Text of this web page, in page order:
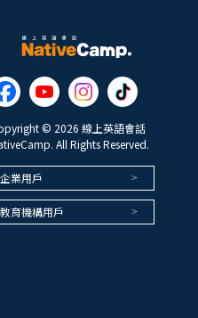
© 2026 線上英語會話
All Rights Reserved.
企業用戶
教育機構用戶